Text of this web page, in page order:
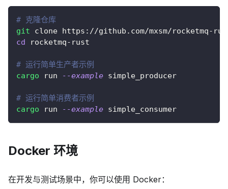
# 克隆仓库
git clone https://github.com/mxsm/rocketmq-
cd rocketmq-rust
# 运行简单生产者示例
cargo run --example simple_producer
# 运行简单消费者示例
cargo run --example simple_consumer
Docker 环境
在开发与测试场景中，你可以使用 Docker：